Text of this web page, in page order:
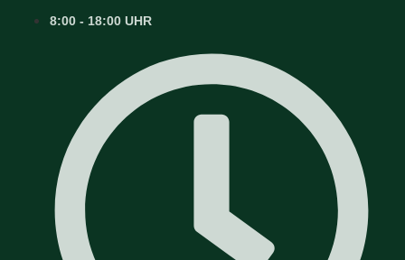
8:00 - 18:00 UHR